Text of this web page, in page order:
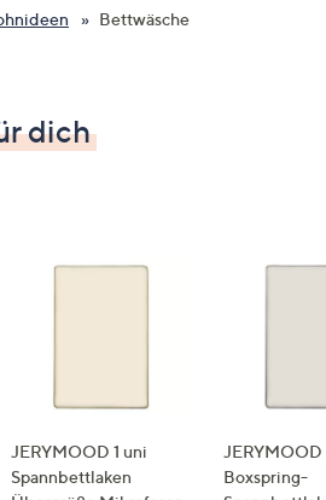
Bettwäsche
dich
JERYMOOD 1 uni
Spannbettlaken
JERYMOOD
Boxspring-